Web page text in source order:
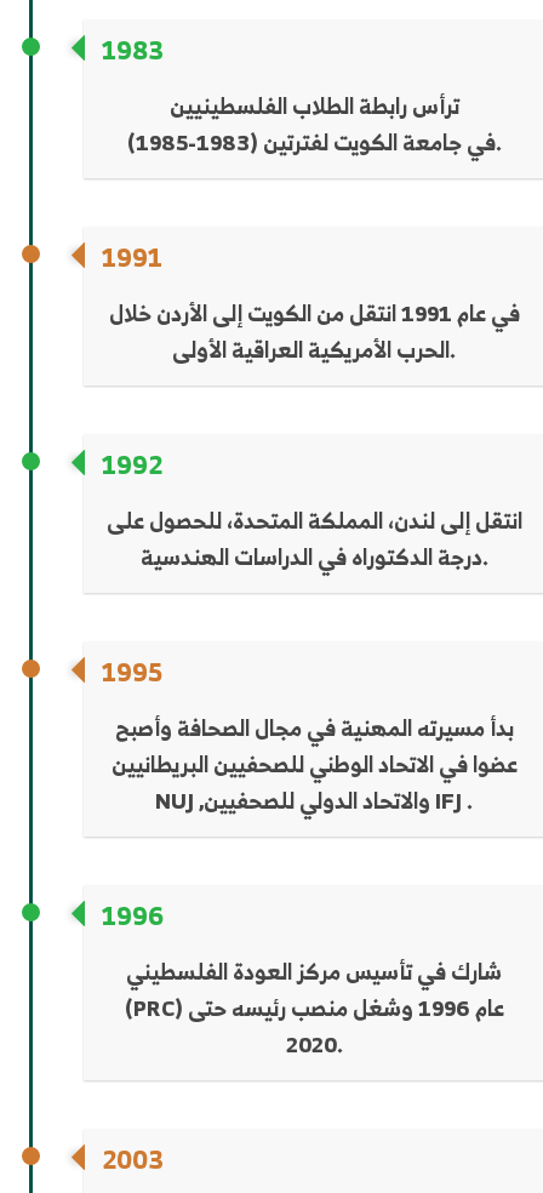
1983
ترأس رابطة الطلاب الفلسطينيين
في جامعة الكويت لفترتين (1983-1985).
1991
في عام 1991 انتقل من الكويت إلى الأردن خلال
الحرب الأمريكية العراقية الأولى.
1992
انتقل إلى لندن، المملكة المتحدة، للحصول على
درجة الدكتوراه في الدراسات الهندسية.
1995
بدأ مسيرته المهنية في مجال الصحافة وأصبح
عضوا في الاتحاد الوطني للصحفيين البريطانيين
NUJ ,والاتحاد الدولي للصحفيين IFJ .
1996
شارك في تأسيس مركز العودة الفلسطيني
(PRC) عام 1996 وشغل منصب رئيسه حتى
2020.
2003